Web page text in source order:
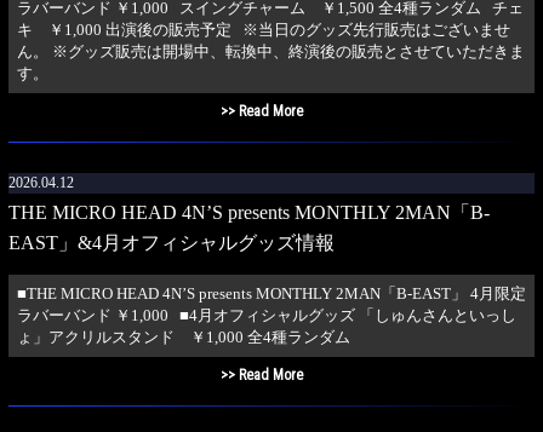
ラバーバンド ￥1,000 スイングチャーム ￥1,500 全4種ランダム チェ
キ ￥1,000 出演後の販売予定 ※当日のグッズ先行販売はございませ
ん。 ※グッズ販売は開場中、転換中、終演後の販売とさせていただきま
す。
>> Read More
2026.04.12
THE MICRO HEAD 4N’S presents MONTHLY 2MAN「B-
EAST」&4月オフィシャルグッズ情報
■THE MICRO HEAD 4N’S presents MONTHLY 2MAN「B-EAST」 4月限定
ラバーバンド ￥1,000 ■4月オフィシャルグッズ 「しゅんさんといっし
ょ」アクリルスタンド ￥1,000 全4種ランダム
>> Read More